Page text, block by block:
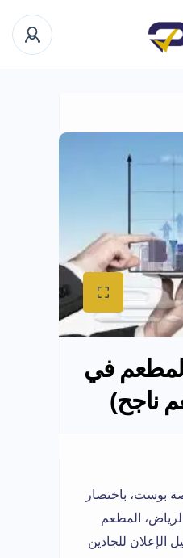
في
ناجح)
بوست، باختصار
المطعم
الإعلان للجادين